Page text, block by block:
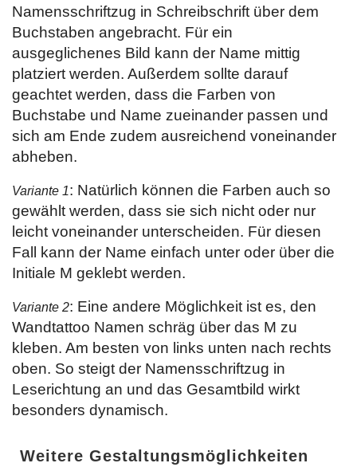
Namensschriftzug in Schreibschrift über dem
Buchstaben angebracht. Für ein
ausgeglichenes Bild kann der Name mittig
platziert werden. Außerdem sollte darauf
geachtet werden, dass die Farben von
Buchstabe und Name zueinander passen und
sich am Ende zudem ausreichend voneinander
abheben.
Variante 1: Natürlich können die Farben auch so
gewählt werden, dass sie sich nicht oder nur
leicht voneinander unterscheiden. Für diesen
Fall kann der Name einfach unter oder über die
Initiale M geklebt werden.
Variante 2: Eine andere Möglichkeit ist es, den
Wandtattoo Namen schräg über das M zu
kleben. Am besten von links unten nach rechts
oben. So steigt der Namensschriftzug in
Leserichtung an und das Gesamtbild wirkt
besonders dynamisch.
Weitere Gestaltungsmöglichkeiten